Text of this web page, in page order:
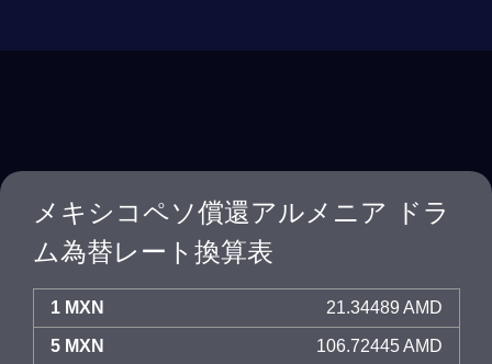
メキシコペソ償還アルメニア ドラ
ム為替レート換算表
1 MXN 21.34489 AMD
5 MXN 106.72445 AMD